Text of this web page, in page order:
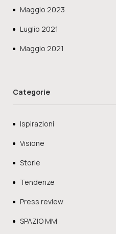
Maggio 2023
Luglio 2021
Maggio 2021
Categorie
Ispirazioni
Visione
Storie
Tendenze
Press review
SPAZIO MM